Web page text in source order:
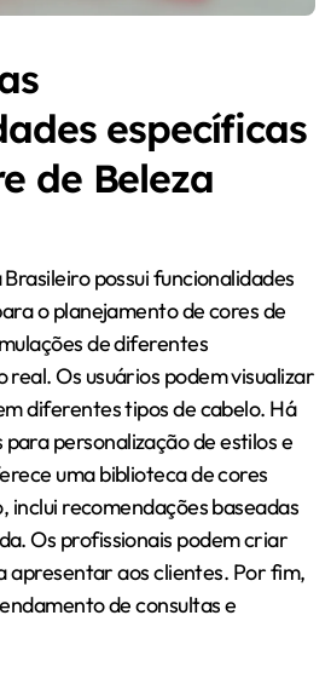
específicas
de Beleza
possui funcionalidades
o planejamento de cores de
de diferentes
Os usuários podem visualizar
diferentes tipos de cabelo. Há
personalização de estilos e
uma biblioteca de cores
inclui recomendações baseadas
Os profissionais podem criar
apresentar aos clientes. Por fim,
de consultas e